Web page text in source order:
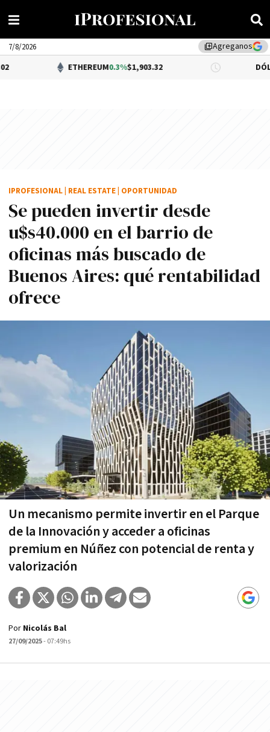
library_addAgreganos
7/8/2026
ETHEREUM0.3%$1,903.32 DÓLAR BNA
Se pueden invertir desde
u$s40.000 en el barrio de
oficinas más buscado de
Buenos Aires: qué rentabilidad
ofrece
Un mecanismo permite invertir en el Parque
de la Innovación y acceder a oficinas
premium en Núñez con potencial de renta y
valorización
IPROFESIONAL REAL ESTATE OPORTUNIDAD
Por Nicolás Bal
27/09/2025- 07:49hs